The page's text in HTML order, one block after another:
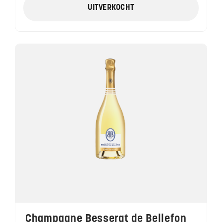
UITVERKOCHT
Champagne Besserat de Bellefon